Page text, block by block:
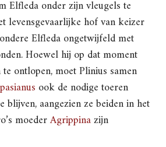
Elfleda onder zijn vleugels te
levensgevaarlijke hof van keizer
Elfleda ongetwijfeld met
Hoewel hij op dat moment
ontlopen, moet Plinius samen
ook de nodige toeren
blijven, aangezien ze beiden in het
moederAgrippinazijn